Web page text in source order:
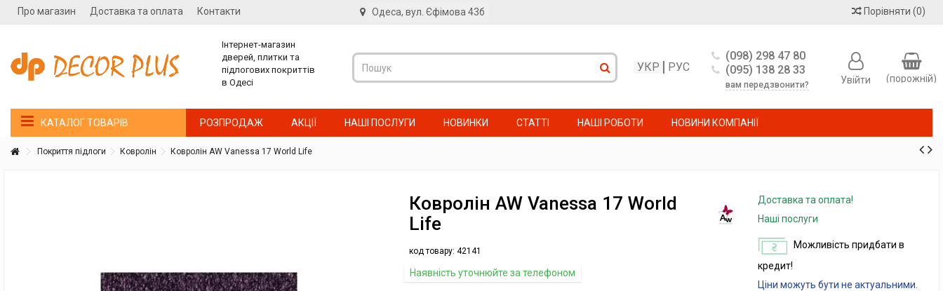
Про магазин Доставка та оплата Контакти Одеса, вул. Єфімова 43б Порівняти (0)
Інтернет-магазин
дверей, плитки та
підлогових покриттів
в Одесі
(порожній)
РУС
УКР
(098) 298 47 80
(095) 138 28 33
вам передзвонити? Увійти
КАТАЛОГ ТОВАРІВ РОЗПРОДАЖ АКЦІЇ НАШІ ПОСЛУГИ НОВИНКИ СТАТТІ НАШІ РОБОТИ НОВИНИ КОМПАНІЇ
Покриття підлоги Ковролін Ковролін AW Vanessa 17 World Life
Ковролін AW Vanessa 17 World
Life
код товару: 42141
Наявність уточнюйте за телефоном
Доставка та оплата!
Наші послуги
Можливість придбати в
кредит!
Ціни можуть бути не актуальними.